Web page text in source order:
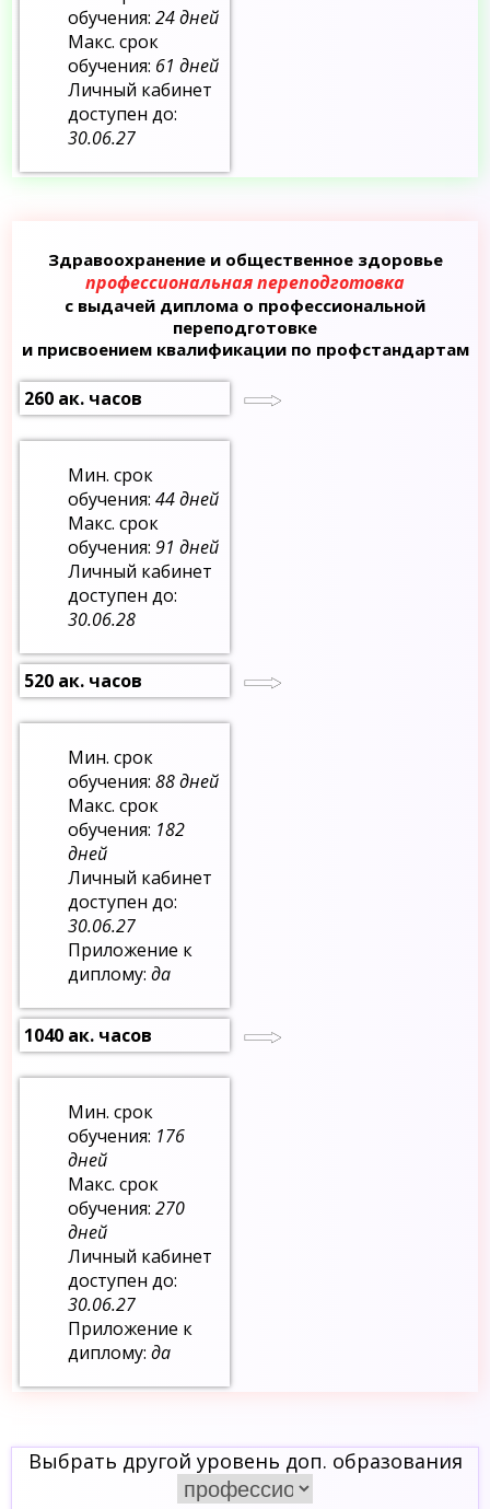
обучения:24 дней
Макс. срок
обучения: 61 дней
Личный кабинет
доступен до:
30.06.27
Здравоохранение и общественное здоровье
профессиональная переподготовка
с выдачей диплома о профессиональной
переподготовке
и присвоением квалификации по профстандартам
260 ак. часов
Мин. срок
обучения:44 дней
Макс. срок
обучения:91 дней
Личный кабинет
доступен до:
30.06.28
520 ак. часов
Мин. срок
обучения:88 дней
Макс. срок
обучения: 182
дней
Личный кабинет
доступен до:
30.06.27
Приложение к
диплому:да
1040 ак. часов
Мин. срок
обучения: 176
дней
Макс. срок
обучения:270
дней
Личный кабинет
доступен до:
30.06.27
Приложение к
диплому:да
Выбрать другой уровень доп. образования